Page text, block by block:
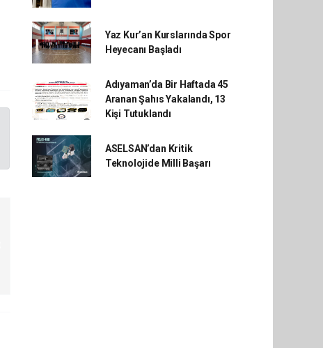
Yaz Kur’an Kurslarında Spor
Heyecanı Başladı
Adıyaman’da Bir Haftada 45
Aranan Şahıs Yakalandı, 13
Kişi Tutuklandı
ASELSAN’dan Kritik
Teknolojide Milli Başarı